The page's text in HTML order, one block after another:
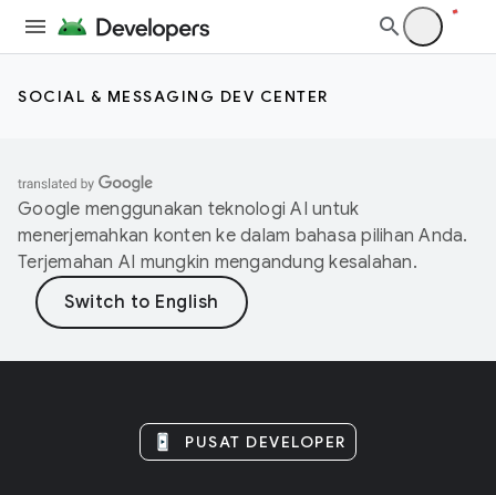
SOCIAL & MESSAGING DEV CENTER
Google menggunakan teknologi AI untuk
menerjemahkan konten ke dalam bahasa pilihan Anda.
Terjemahan AI mungkin mengandung kesalahan.
PUSAT DEVELOPER